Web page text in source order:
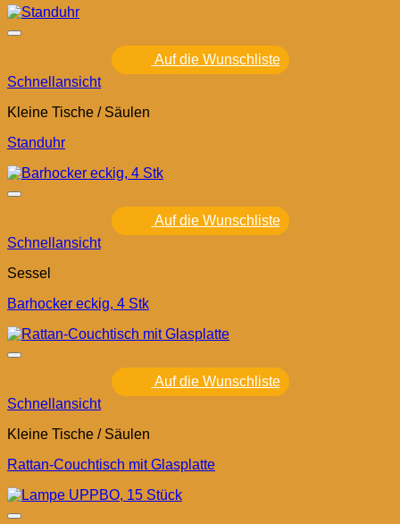
Auf die Wunschliste
Schnellansicht
Kleine Tische / Säulen
Standuhr
Auf die Wunschliste
Schnellansicht
Sessel
Barhocker eckig, 4 Stk
Auf die Wunschliste
Schnellansicht
Kleine Tische / Säulen
Rattan-Couchtisch mit Glasplatte